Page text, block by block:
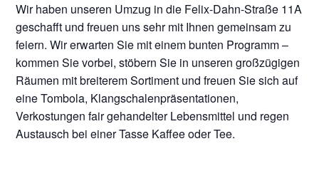
Wir haben unseren Umzug in die Felix-Dahn-Straße 11A
geschafft und freuen uns sehr mit Ihnen gemeinsam zu
feiern. Wir erwarten Sie mit einem bunten Programm –
kommen Sie vorbei, stöbern Sie in unseren großzügigen
Räumen mit breiterem Sortiment und freuen Sie sich auf
eine Tombola, Klangschalenpräsentationen,
Verkostungen fair gehandelter Lebensmittel und regen
Austausch bei einer Tasse Kaffee oder Tee.